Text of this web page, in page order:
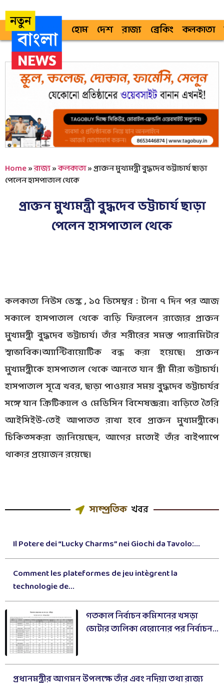
হোম দেশ রাজ্য ব্রেকিং কলকাতা
Home»রাজ্য»কলকাতা»প্রাক্তন মুখ্যমন্ত্রী বুদ্ধদেব ভট্টাচার্য ছাড়া
পেলেন হাসপাতাল থেকে
প্রাক্তন মুখ্যমন্ত্রী বুদ্ধদেব ভট্টাচার্য ছাড়া
পেলেন হাসপাতাল থেকে
কলকাতা নিউস ডেস্ক , ১৫ ডিসেম্বর : টানা ৭ দিন পর আজ
সকালে হাসপাতাল থেকে বাড়ি ফিরলেন রাজ্যের প্রাক্তন
মুখ্যমন্ত্রী বুদ্ধদেব ভট্টাচার্য। তাঁর শরীরের সমস্ত প্যারামিটার
স্বাভাবিক।অ্যান্টিবায়োটিক বন্ধ করা হয়েছে। প্রাক্তন
মুখ্যমন্ত্রীকে হাসপাতাল থেকে আনতে যান স্ত্রী মীরা ভট্টাচার্য।
হাসপাতাল সূত্রে খবর, ছাড়া পাওয়ার সময় বুদ্ধদেব ভট্টাচার্যর
সঙ্গে যান ক্রিটিক্যাল ও মেডিসিন বিশেষজ্ঞরা। বাড়িতে তৈরি
আইসিইউ-তেই আপাতত রাখা হবে প্রাক্তন মুখ্যমন্ত্রীকে।
চিকিত্সকরা জানিয়েছেন, আগের মতোই তাঁর বাইপ্যাপে
থাকার প্রয়োজন রয়েছে।
সাম্প্রতিক খবর
Il Potere dei “Lucky Charms” nei Giochi da Tavolo:...
Comment les plateformes de jeu intègrent la
technologie de...
গতকাল নির্বাচন কমিশনের খসড়া
ভোটার তালিকা বেরোনোর পর নির্বাচন...
প্রধানমন্ত্রীর আগমন উপলক্ষে তাঁর এবং নদিয়া তথা রাজ্য